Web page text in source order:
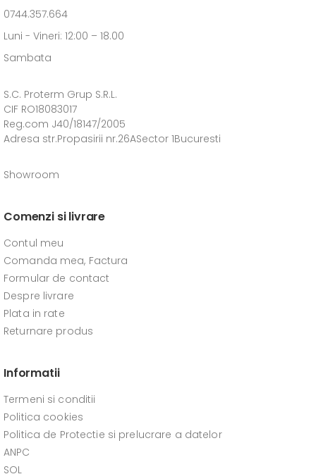
0744.357.664
Luni - Vineri: 12:00 – 18.00
Sambata
S.C. Proterm Grup S.R.L.
CIF RO18083017
Reg.com J40/18147/2005
Adresa str.Propasirii nr.26ASector 1Bucuresti
Showroom
Comenzi si livrare
Contul meu
Comanda mea, Factura
Formular de contact
Despre livrare
Plata in rate
Returnare produs
Informatii
Termeni si conditii
Politica cookies
Politica de Protectie si prelucrare a datelor
ANPC
SOL